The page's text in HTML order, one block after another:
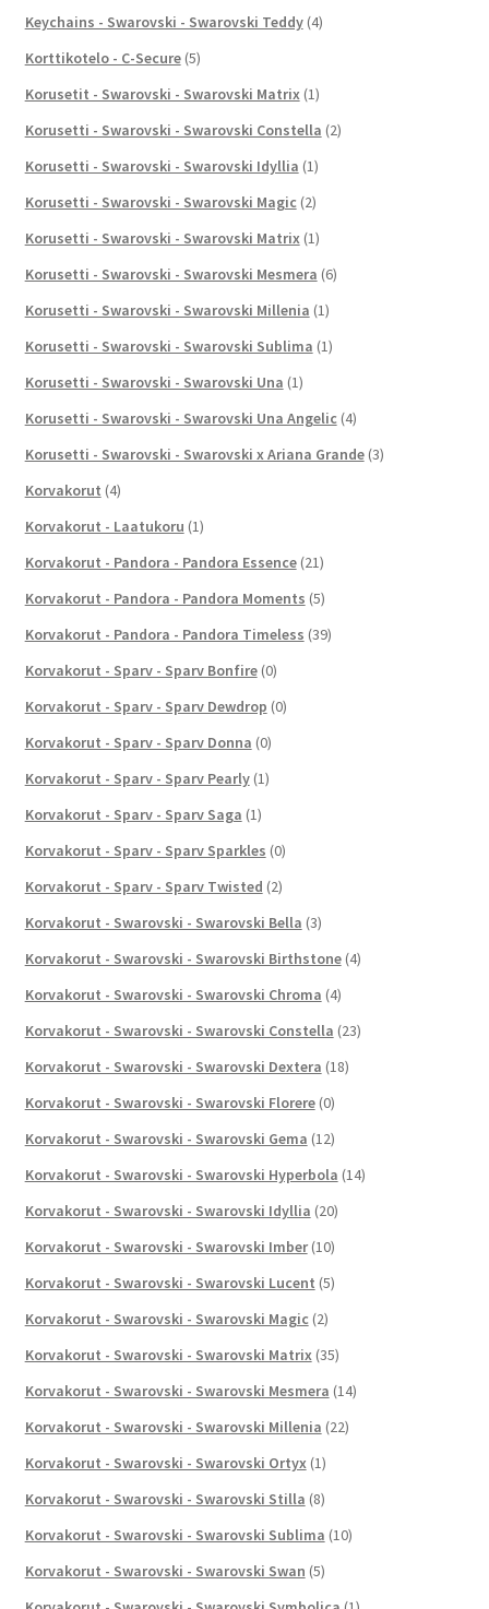
Keychains - Swarovski - Swarovski Teddy (4)
Korttikotelo - C-Secure (5)
Korusetit - Swarovski - Swarovski Matrix (1)
Korusetti - Swarovski - Swarovski Constella (2)
Korusetti - Swarovski - Swarovski Idyllia (1)
Korusetti - Swarovski - Swarovski Magic (2)
Korusetti - Swarovski - Swarovski Matrix (1)
Korusetti - Swarovski - Swarovski Mesmera (6)
Korusetti - Swarovski - Swarovski Millenia (1)
Korusetti - Swarovski - Swarovski Sublima (1)
Korusetti - Swarovski - Swarovski Una (1)
Korusetti - Swarovski - Swarovski Una Angelic (4)
Korusetti - Swarovski - Swarovski x Ariana Grande (3)
Korvakorut (4)
Korvakorut - Laatukoru (1)
Korvakorut - Pandora - Pandora Essence (21)
Korvakorut - Pandora - Pandora Moments (5)
Korvakorut - Pandora - Pandora Timeless (39)
Korvakorut - Sparv - Sparv Bonfire (0)
Korvakorut - Sparv - Sparv Dewdrop (0)
Korvakorut - Sparv - Sparv Donna (0)
Korvakorut - Sparv - Sparv Pearly (1)
Korvakorut - Sparv - Sparv Saga (1)
Korvakorut - Sparv - Sparv Sparkles (0)
Korvakorut - Sparv - Sparv Twisted (2)
Korvakorut - Swarovski - Swarovski Bella (3)
Korvakorut - Swarovski - Swarovski Birthstone (4)
Korvakorut - Swarovski - Swarovski Chroma (4)
Korvakorut - Swarovski - Swarovski Constella (23)
Korvakorut - Swarovski - Swarovski Dextera (18)
Korvakorut - Swarovski - Swarovski Florere (0)
Korvakorut - Swarovski - Swarovski Gema (12)
Korvakorut - Swarovski - Swarovski Hyperbola (14)
Korvakorut - Swarovski - Swarovski Idyllia (20)
Korvakorut - Swarovski - Swarovski Imber (10)
Korvakorut - Swarovski - Swarovski Lucent (5)
Korvakorut - Swarovski - Swarovski Magic (2)
Korvakorut - Swarovski - Swarovski Matrix (35)
Korvakorut - Swarovski - Swarovski Mesmera (14)
Korvakorut - Swarovski - Swarovski Millenia (22)
Korvakorut - Swarovski - Swarovski Ortyx (1)
Korvakorut - Swarovski - Swarovski Stilla (8)
Korvakorut - Swarovski - Swarovski Sublima (10)
Korvakorut - Swarovski - Swarovski Swan (5)